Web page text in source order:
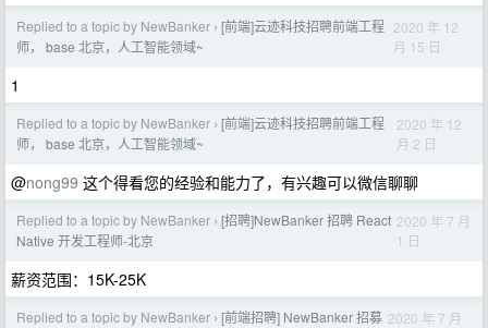
Replied to a topic by NewBanker › [前端]云迹科技招聘前端工程
师， base 北京，人工智能领域~
2020 年 12
月 15 日
1
Replied to a topic by NewBanker › [前端]云迹科技招聘前端工程
师， base 北京，人工智能领域~
2020 年 12
月 2 日
@nong99 这个得看您的经验和能力了，有兴趣可以微信聊聊
Replied to a topic by NewBanker › [招聘]NewBanker 招聘 React
Native 开发工程师-北京
2020 年 7 月
1 日
薪资范围：15K-25K
Replied to a topic by NewBanker › [前端招聘] NewBanker 招募 2020 年 7 月